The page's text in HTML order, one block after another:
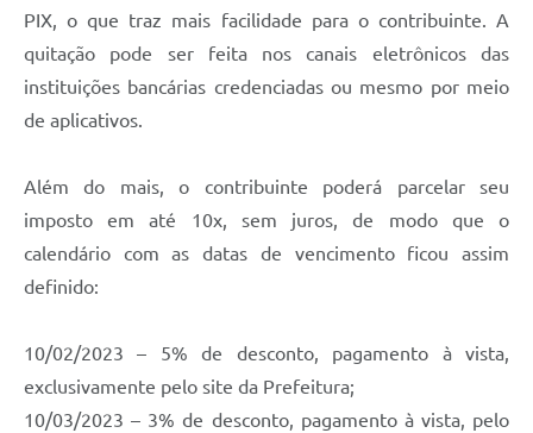
PIX, o que traz mais facilidade para o contribuinte. A
quitação pode ser feita nos canais eletrônicos das
instituições bancárias credenciadas ou mesmo por meio
de aplicativos.
Além do mais, o contribuinte poderá parcelar seu
imposto em até 10x, sem juros, de modo que o
calendário com as datas de vencimento ficou assim
definido:
10/02/2023 – 5% de desconto, pagamento à vista,
exclusivamente pelo site da Prefeitura;
10/03/2023 – 3% de desconto, pagamento à vista, pelo